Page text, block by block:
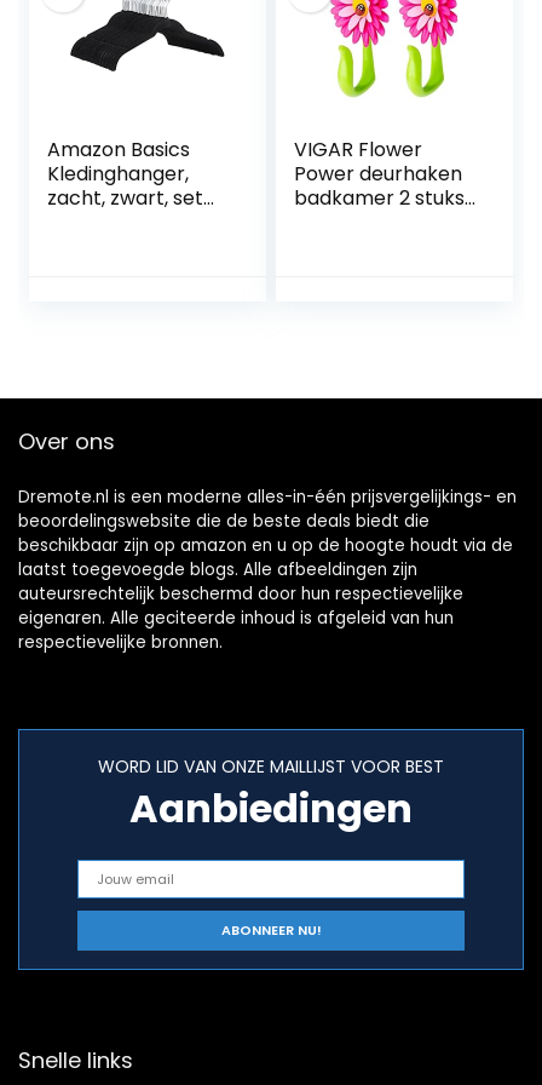
Amazon Basics
Kledinghanger,
zacht, zwart, set
VIGAR Flower
Power deurhaken
badkamer 2 stuks,
Over ons
Dremote.nl is een moderne alles-in-één prijsvergelijkings- en
beoordelingswebsite die de beste deals biedt die
beschikbaar zijn op amazon en u op de hoogte houdt via de
laatst toegevoegde blogs. Alle afbeeldingen zijn
auteursrechtelijk beschermd door hun respectievelijke
eigenaren. Alle geciteerde inhoud is afgeleid van hun
respectievelijke bronnen.
WORD LID VAN ONZE MAILLIJST VOOR BEST
Aanbiedingen
Snelle links